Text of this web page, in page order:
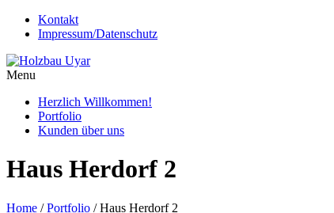
Kontakt
Impressum/Datenschutz
Menu
Herzlich Willkommen!
Portfolio
Kunden über uns
Haus Herdorf 2
Home /Portfolio /Haus Herdorf 2